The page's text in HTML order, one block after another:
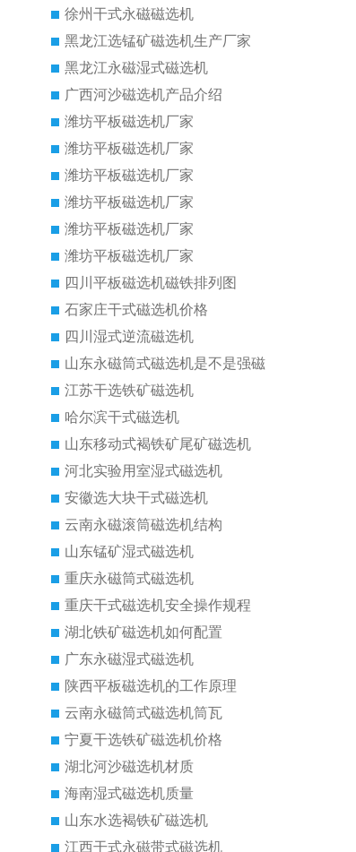
徐州干式永磁磁选机
黑龙江选锰矿磁选机生产厂家
黑龙江永磁湿式磁选机
广西河沙磁选机产品介绍
潍坊平板磁选机厂家
潍坊平板磁选机厂家
潍坊平板磁选机厂家
潍坊平板磁选机厂家
潍坊平板磁选机厂家
潍坊平板磁选机厂家
四川平板磁选机磁铁排列图
石家庄干式磁选机价格
四川湿式逆流磁选机
山东永磁筒式磁选机是不是强磁
江苏干选铁矿磁选机
哈尔滨干式磁选机
山东移动式褐铁矿尾矿磁选机
河北实验用室湿式磁选机
安徽选大块干式磁选机
云南永磁滚筒磁选机结构
山东锰矿湿式磁选机
重庆永磁筒式磁选机
重庆干式磁选机安全操作规程
湖北铁矿磁选机如何配置
广东永磁湿式磁选机
陕西平板磁选机的工作原理
云南永磁筒式磁选机筒瓦
宁夏干选铁矿磁选机价格
湖北河沙磁选机材质
海南湿式磁选机质量
山东水选褐铁矿磁选机
江西干式永磁带式磁选机